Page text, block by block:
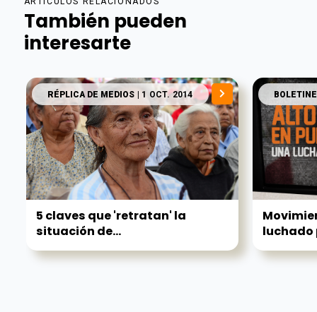
También pueden
interesarte
RÉPLICA DE MEDIOS | 1 OCT. 2014
5 claves que 'retratan' la
situación de...
luchado